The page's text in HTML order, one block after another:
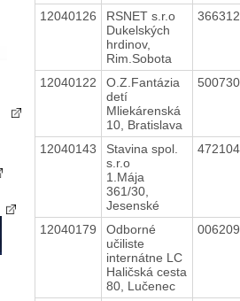
12040126
RSNET s.r.o
Dukelských
hrdinov,
Rim.Sobota
12040122
O.Z.Fantázia
detí
Mliekárenská
10, Bratislava
12040143
Stavina spol.
s.r.o
1.Mája
361/30,
Jesenské
12040179
Odborné
učiliste
internátne LC
Haličská cesta
80, Lučenec